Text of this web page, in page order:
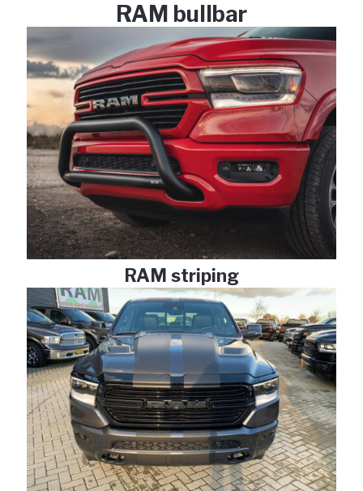
RAM bullbar
RAM striping